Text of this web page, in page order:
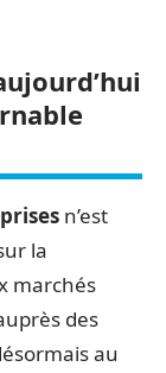
n’est
la
marchés
des
au